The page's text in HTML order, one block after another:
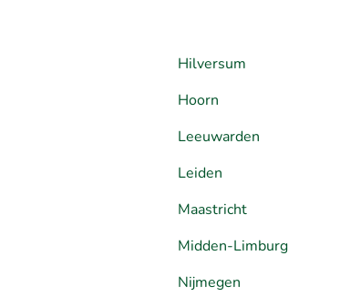
Hilversum
Hoorn
Leeuwarden
Leiden
Maastricht
Midden-Limburg
Nijmegen